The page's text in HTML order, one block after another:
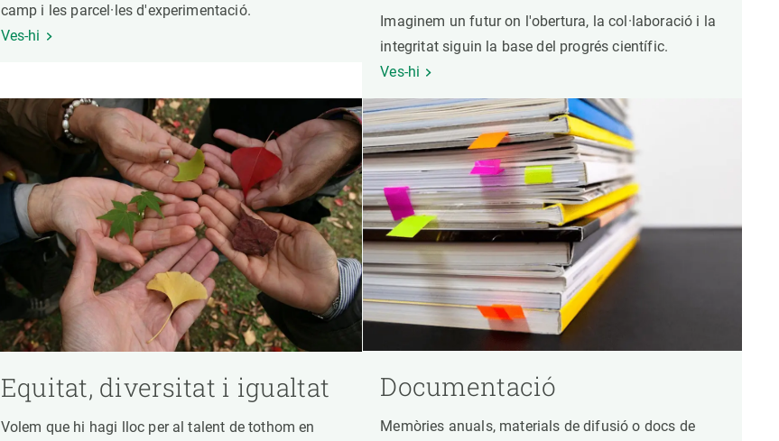
camp i les parcel·les d'experimentació.
Ves-hi
Imaginem un futur on l'obertura, la col·laboració i la
integritat siguin la base del progrés científic.
Ves-hi
Equitat, diversitat i igualtat
Volem que hi hagi lloc per al talent de tothom en
Documentació
Memòries anuals, materials de difusió o docs de